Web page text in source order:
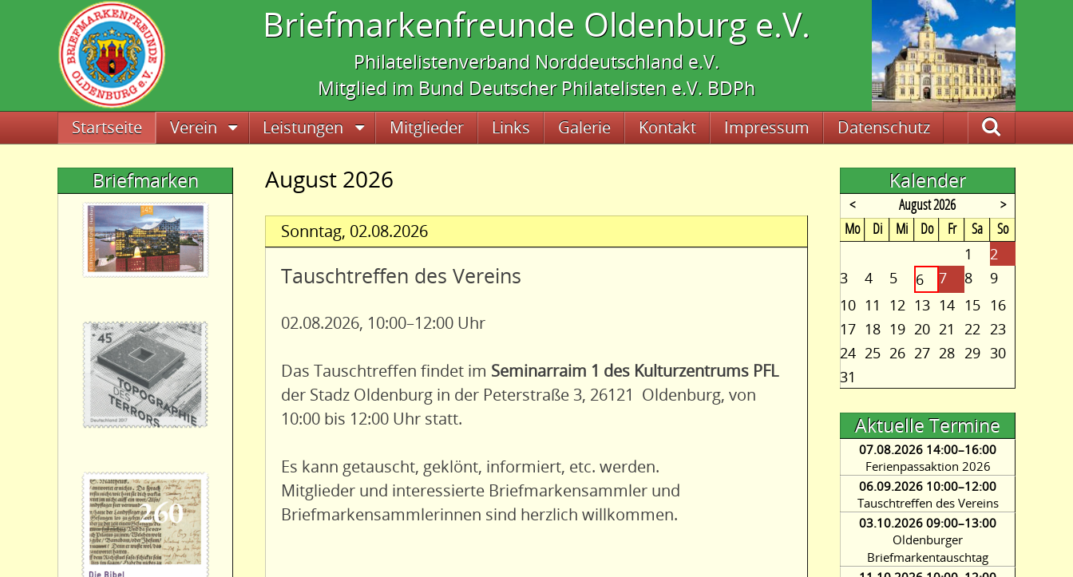
Briefmarkenfreunde Oldenburg e.V.
Philatelistenverband Norddeutschland e.V.
Mitglied im Bund Deutscher Philatelisten e.V. BDPh
Navigation überspringen
Startseite Verein Leistungen Mitglieder Links Galerie Kontakt Impressum Datenschutz Suche
August 2026
Sonntag, 02.08.2026
Tauschtreffen des Vereins
02.08.2026, 10:00–12:00 Uhr
Das Tauschtreffen findet im Seminarraim 1 des Kulturzentrums PFL
der Stadz Oldenburg in der Peterstraße 3, 26121 Oldenburg, von
10:00 bis 12:00 Uhr statt.
Es kann getauscht, geklönt, informiert, etc. werden.
Mitglieder und interessierte Briefmarkensammler und
Briefmarkensammlerinnen sind herzlich willkommen.
Briefmarken Kalender
< August 2026
>
Montag
Dienstag
Mittwoch
Donnerstag
FreitagSamstag
Sonntag
1
2
3
4 5 6 7 8
9
10 11 12 13 14 15 16
17 18 19 20 21 22 23
24 25 26 27 28 29 30
31
Aktuelle Termine
07.08.2026 14:00–16:00
Ferienpassaktion 2026
06.09.2026 10:00–12:00
Tauschtreffen des Vereins
03.10.2026 09:00–13:00
Oldenburger
Briefmarkentauschtag